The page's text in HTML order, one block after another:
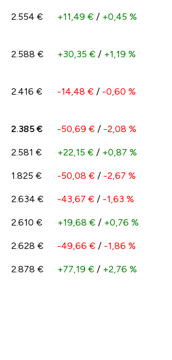
2.554 € +11,49 € / +0,45 %
2.588 € +30,35 € / +1,19 %
2.416 € -14,48 € / -0,60 %
2.385 € -50,69 € / -2,08 %
2.581 € +22,15 € / +0,87 %
1.825 € -50,08 € / -2,67 %
2.634 € -43,67 € / -1,63 %
2.610 € +19,68 € / +0,76 %
2.628 € -49,66 € / -1,86 %
2.878 € +77,19 € / +2,76 %